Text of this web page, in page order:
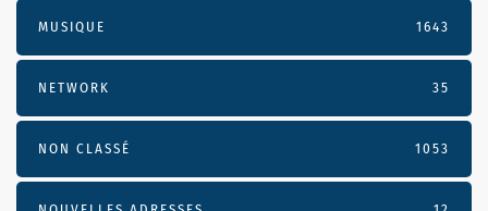
MUSIQUE 1643
NETWORK 35
NON CLASSÉ 1053